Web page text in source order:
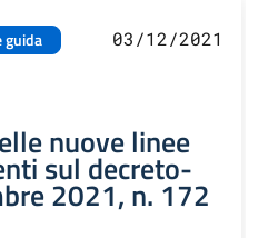
guida
03/12/2021
nuove linee
sul decreto-
2021, n. 172